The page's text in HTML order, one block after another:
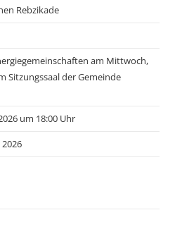
Rebzikade
am Mittwoch,
Sitzungssaal der Gemeinde
um 18:00 Uhr